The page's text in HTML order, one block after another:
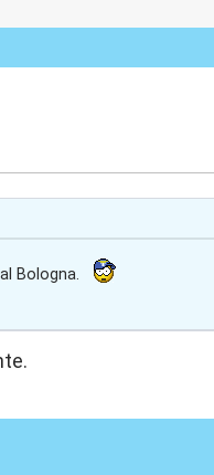
Bologna.